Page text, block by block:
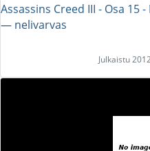
Assassins Creed III - Osa 15
― nelivarvas
Julkaistu